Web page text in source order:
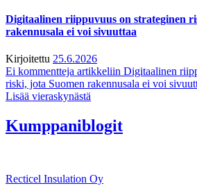
Digitaalinen riippuvuus on strateginen
rakennusala ei voi sivuuttaa
Kirjoitettu 25.6.2026
Ei kommentteja artikkeliin Digitaalinen
riski, jota Suomen rakennusala ei voi
Lisää vieraskynästä
Kumppaniblogit
Recticel Insulation Oy